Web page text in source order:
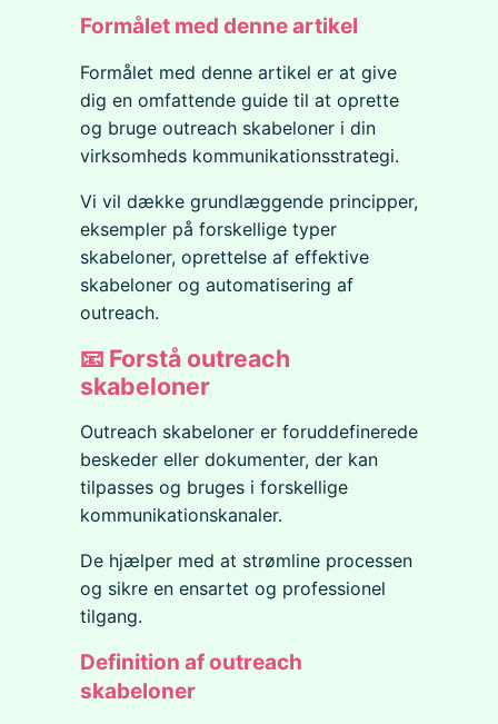
Formålet med denne artikel
Formålet med denne artikel er at give
dig en omfattende guide til at oprette
og bruge outreach skabeloner i din
virksomheds kommunikationsstrategi.
Vi vil dække grundlæggende principper,
eksempler på forskellige typer
skabeloner, oprettelse af effektive
skabeloner og automatisering af
outreach.
📧 Forstå outreach
skabeloner
Outreach skabeloner er foruddefinerede
beskeder eller dokumenter, der kan
tilpasses og bruges i forskellige
kommunikationskanaler.
De hjælper med at strømline processen
og sikre en ensartet og professionel
tilgang.
Definition af outreach
skabeloner